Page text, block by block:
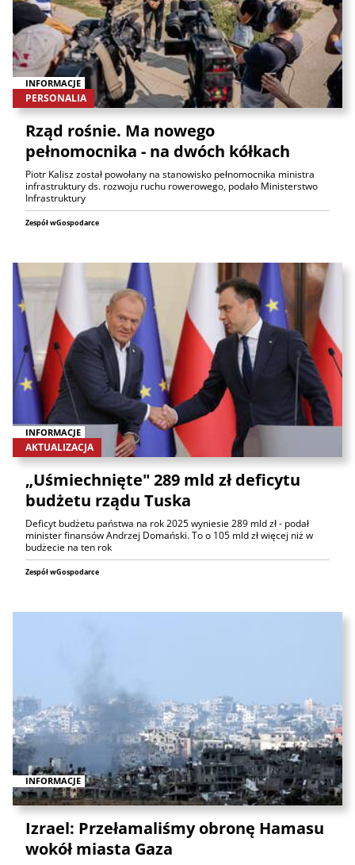
INFORMACJE
PERSONALIA
Rząd rośnie. Ma nowego
pełnomocnika - na dwóch kółkach
Piotr Kalisz został powołany na stanowisko pełnomocnika ministra
infrastruktury ds. rozwoju ruchu rowerowego, podało Ministerstwo
Infrastruktury
Zespół wGospodarce
INFORMACJE
AKTUALIZACJA
„Uśmiechnięte" 289 mld zł deficytu
budżetu rządu Tuska
Deficyt budżetu państwa na rok 2025 wyniesie 289 mld zł - podał
minister finansów Andrzej Domański. To o 105 mld zł więcej niż w
budżecie na ten rok
Zespół wGospodarce
INFORMACJE
Izrael: Przełamaliśmy obronę Hamasu
wokół miasta Gaza